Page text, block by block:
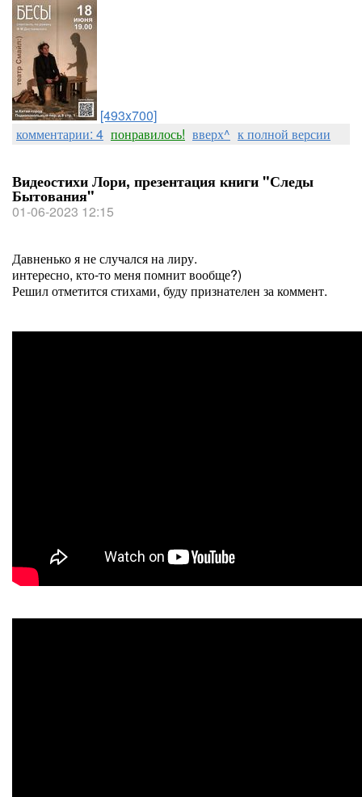
[493x700]
комментарии: 4 понравилось! вверх^ к полной версии
Видеостихи Лори, презентация книги "Следы
Бытования"
01-06-2023 12:15
Давненько я не случался на лиру.
интересно, кто-то меня помнит вообще?)
Решил отметится стихами, буду признателен за коммент.